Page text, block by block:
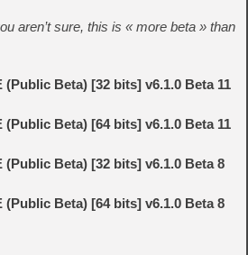
aren’t sure, this is « more beta » than
Beta) [32 bits] v6.1.0 Beta 11
Beta) [64 bits] v6.1.0 Beta 11
(Public Beta) [32 bits] v6.1.0 Beta 8
(Public Beta) [64 bits] v6.1.0 Beta 8